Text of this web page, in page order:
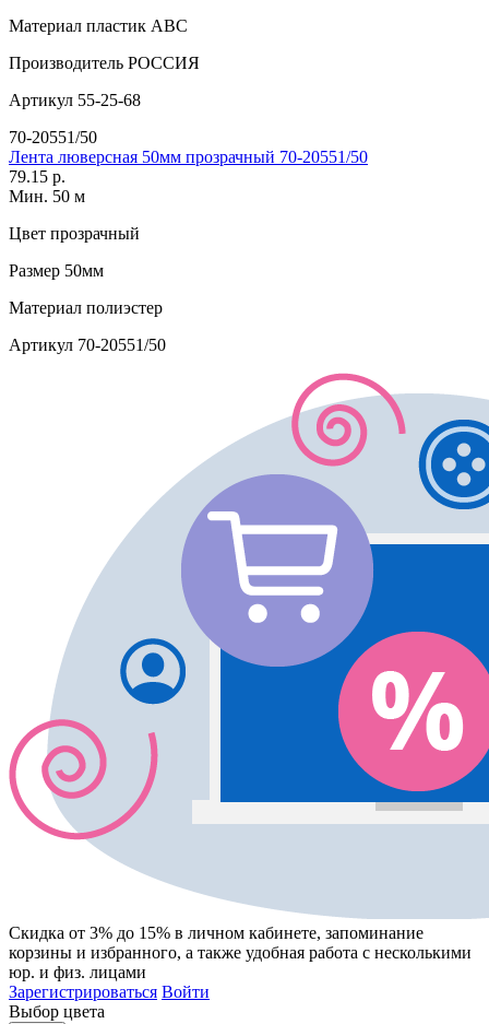
Материал пластик АВС
Производитель РОССИЯ
Артикул 55-25-68
70-20551/50
Лента люверсная 50мм прозрачный 70-20551/50
79.15 р.
Мин. 50 м
Цвет прозрачный
Размер 50мм
Материал полиэстер
Артикул 70-20551/50
Скидка от 3% до 15% в личном кабинете, запоминание
корзины и избранного, а также удобная работа с несколькими
юр. и физ. лицами
Зарегистрироваться Войти
Выбор цвета